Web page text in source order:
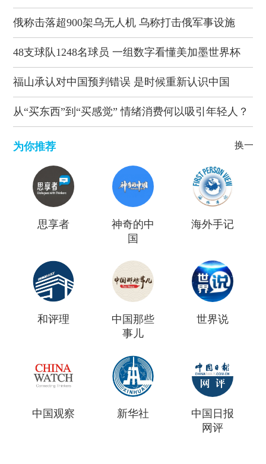
俄称击落超900架乌无人机 乌称打击俄军事设施
48支球队1248名球员 一组数字看懂美加墨世界杯
福山承认对中国预判错误 是时候重新认识中国
从“买东西”到“买感觉” 情绪消费何以吸引年轻人？
为你推荐 换一批
思享者
神奇的中
国
海外手记
和评理
中国那些
事儿
世界说
中国观察 新华社
中国日报
网评